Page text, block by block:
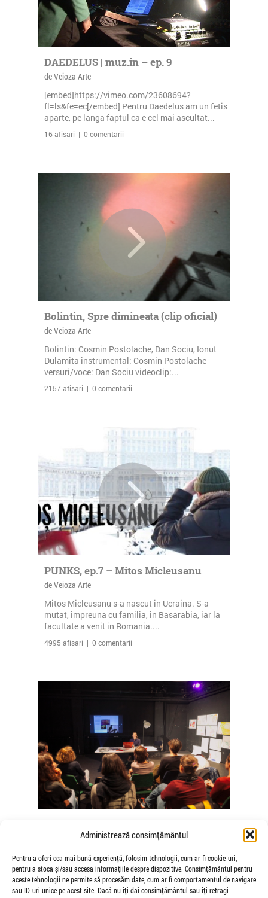
Administrează consimțământul
Pentru a oferi cea mai bună experiență, folosim tehnologii, cum ar fi cookie-uri,
pentru a stoca și/sau accesa informațiile despre dispozitive. Consimțământul pentru
aceste tehnologii ne permite să procesăm date, cum ar fi comportamentul de navigare
sau ID-uri unice pe acest site. Dacă nu îți dai consimțământul sau îți retragi
DAEDELUS | muz.in – ep. 9
de Veioza Arte
[embed]https://vimeo.com/23608694?
fl=ls&fe=ec[/embed] Pentru Daedelus am un fetis
aparte, pe langa faptul ca e cel mai ascultat...
16 afisari | 0 comentarii
Bolintin, Spre dimineata (clip oficial)
de Veioza Arte
Bolintin: Cosmin Postolache, Dan Sociu, Ionut
Dulamita instrumental: Cosmin Postolache
versuri/voce: Dan Sociu videoclip:...
2157 afisari | 0 comentarii
PUNKS, ep.7 – Mitos Micleusanu
de Veioza Arte
Mitos Micleusanu s-a nascut in Ucraina. S-a
mutat, impreuna cu familia, in Basarabia, iar la
facultate a venit in Romania....
4995 afisari | 0 comentarii
Somatice susținute de coregrafele
Mădălina Dan și Valentina De Piante
Niculae
de Veioza Arte